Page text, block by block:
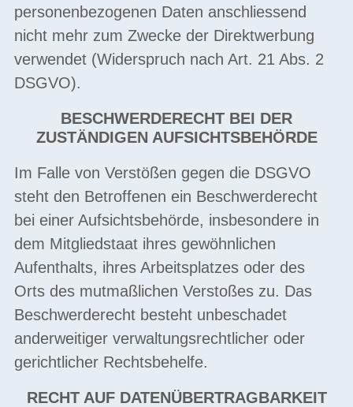
personenbezogenen Daten anschliessend
nicht mehr zum Zwecke der Direktwerbung
verwendet (Widerspruch nach Art. 21 Abs. 2
DSGVO).
BESCHWERDERECHT BEI DER
ZUSTÄNDIGEN AUFSICHTSBEHÖRDE
Im Falle von Verstößen gegen die DSGVO
steht den Betroffenen ein Beschwerderecht
bei einer Aufsichtsbehörde, insbesondere in
dem Mitgliedstaat ihres gewöhnlichen
Aufenthalts, ihres Arbeitsplatzes oder des
Orts des mutmaßlichen Verstoßes zu. Das
Beschwerderecht besteht unbeschadet
anderweitiger verwaltungsrechtlicher oder
gerichtlicher Rechtsbehelfe.
RECHT AUF DATENÜBERTRAGBARKEIT